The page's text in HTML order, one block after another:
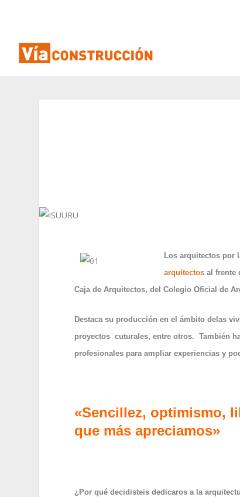
Los arquitectos por
arquitectos al frente
Caja de Arquitectos, del Colegio Oficial de
Destaca su producción en el ámbito delas
proyectos cuturales, entre otros. También
profesionales para ampliar experiencias y
«Sencillez, optimismo,
que más apreciamos»
¿Por qué decidisteis dedicaros a la